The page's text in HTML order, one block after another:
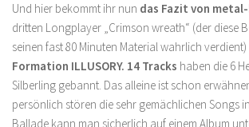
Und hier bekommt ihr nun das Fazit von
dritten Longplayer „Crimson wreath“ (der diese
seinen fast 80 Minuten Material wahrlich verdient)
Formation ILLUSORY. 14 Tracks haben die 6
Silberling gebannt. Das alleine ist schon
persönlich stören die sehr gemächlichen Songs
Ballade kann man sicherlich auf einem Album